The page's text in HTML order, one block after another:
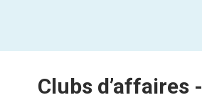
Clubs d’affaires -